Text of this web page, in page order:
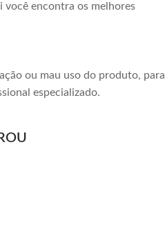
você encontra os melhores
ou mau uso do produto, para
especializado.